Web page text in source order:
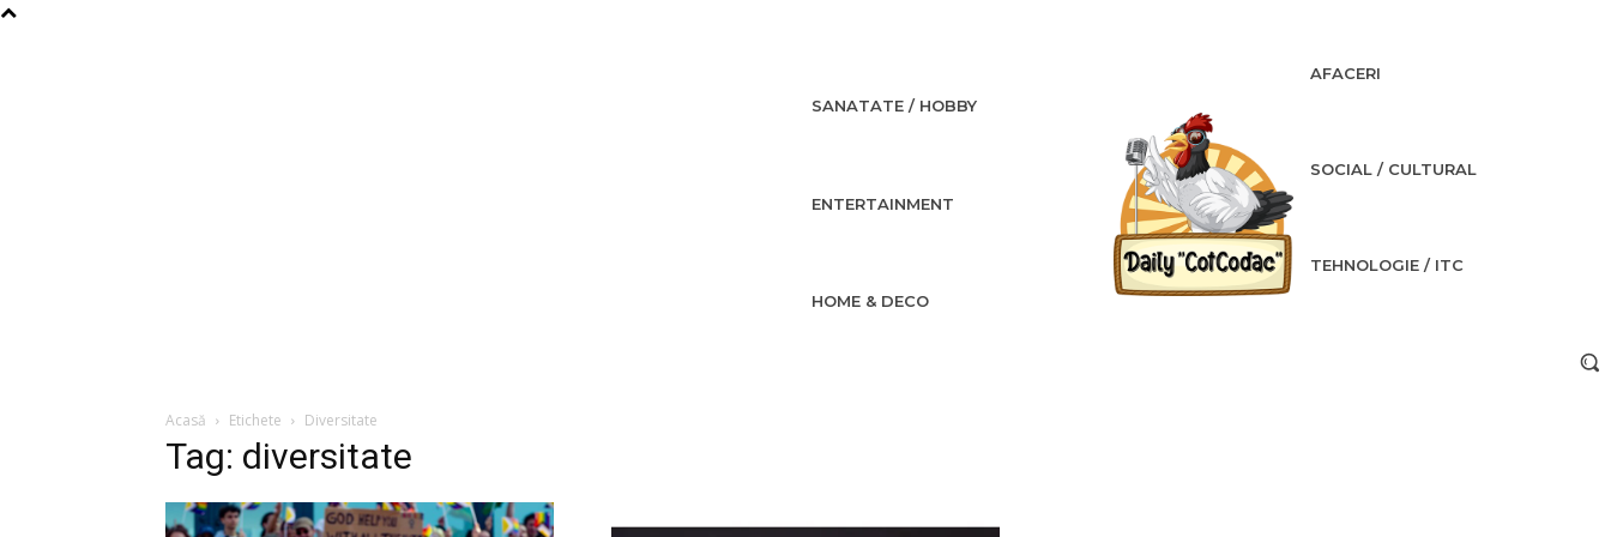
SANATATE / HOBBY
ENTERTAINMENT
HOME & DECO
AFACERI
SOCIAL / CULTURAL
TEHNOLOGIE / ITC
Acasă Etichete Diversitate
Tag: diversitate